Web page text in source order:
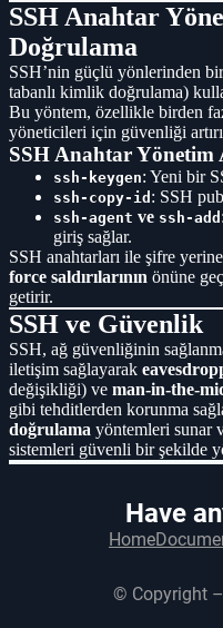
SSH Anahtar
Doğrulama
SSH’nin güçlü yönlerinden
tabanlı kimlik doğrulama)
Bu yöntem, özellikle birden
yöneticileri için güvenliği
SSH Anahtar Yönetim
ssh-keygen: Yeni bir
ssh-copy-id : SSH
ssh-agent ve ssh-add
giriş sağlar.
SSH anahtarları ile şifre
force saldırılarının önüne
getirir.
SSH ve Güvenlik
SSH, ağ güvenliğinin
iletişim sağlayarak
değişikliği) ve man-in-the-
gibi tehditlerden korunma
doğrulama yöntemleri sunar
sistemleri güvenli bir şekilde
Have
Home
© Copyright